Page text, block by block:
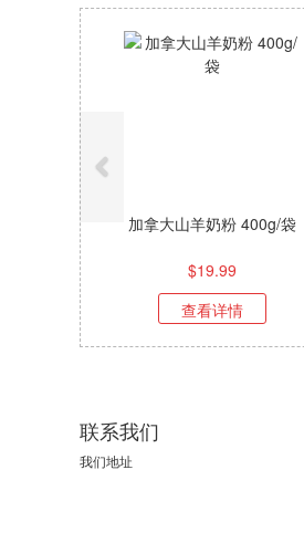
加拿大山羊奶粉 400g/袋
$19.99
查看详情
联系我们
我们地址